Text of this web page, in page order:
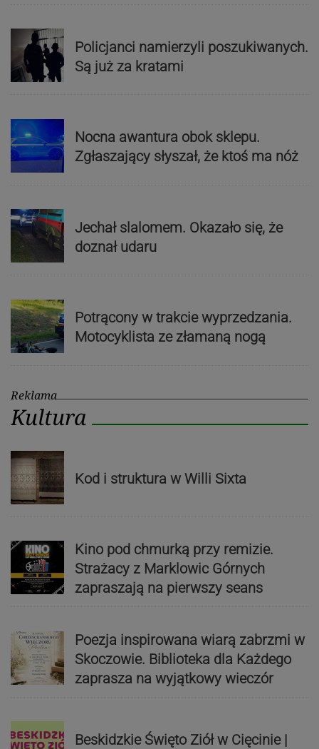
Policjanci namierzyli poszukiwanych.
Są już za kratami
Nocna awantura obok sklepu.
Zgłaszający słyszał, że ktoś ma nóż
Jechał slalomem. Okazało się, że
doznał udaru
Potrącony w trakcie wyprzedzania.
Motocyklista ze złamaną nogą
Reklama
Kultura
Kod i struktura w Willi Sixta
Kino pod chmurką przy remizie.
Strażacy z Marklowic Górnych
zapraszają na pierwszy seans
Poezja inspirowana wiarą zabrzmi w
Skoczowie. Biblioteka dla Każdego
zaprasza na wyjątkowy wieczór
Beskidzkie Święto Ziół w Cięcinie |